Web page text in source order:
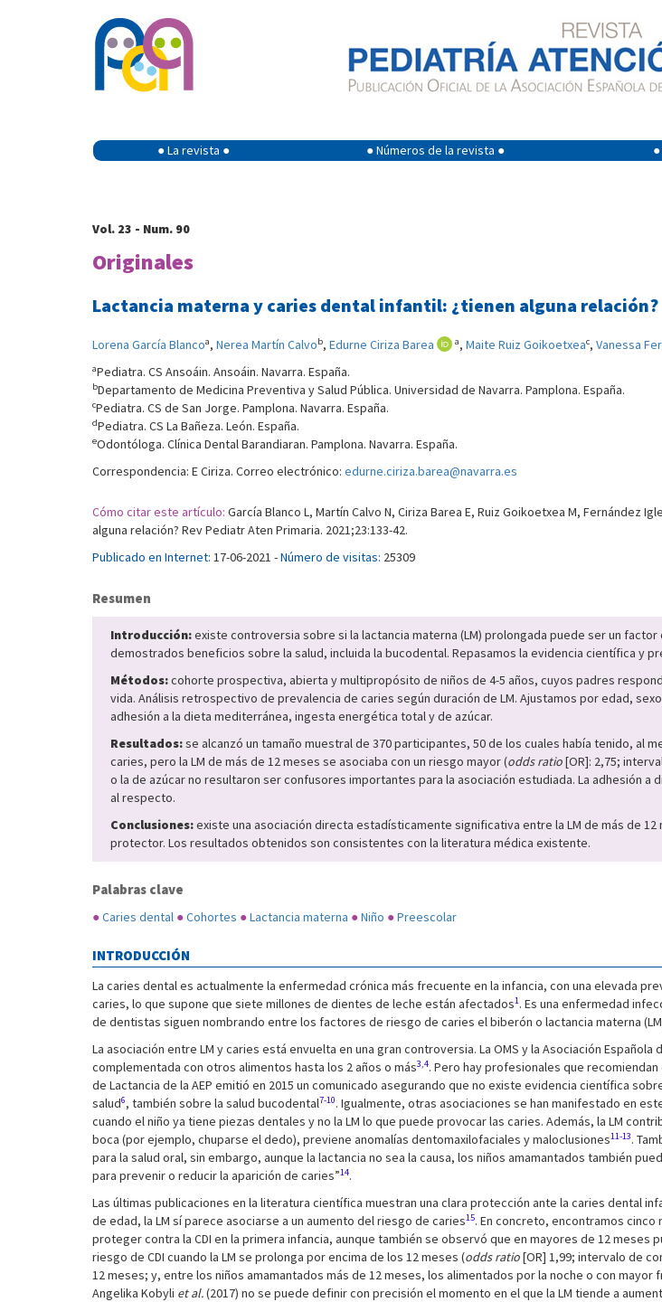
● La revista ● ● Números de la revista ●
Vol. 23 - Num. 90
Originales
Lactancia materna y caries dental infantil: ¿tienen alguna relación?
Lorena García Blancoa, Nerea Martín Calvob, Edurne Ciriza Barea a, Maite Ruiz Goikoetxeac, Vanessa
aPediatra. CS Ansoáin. Ansoáin. Navarra. España.
bDepartamento de Medicina Preventiva y Salud Pública. Universidad de Navarra. Pamplona. España.
cPediatra. CS de San Jorge. Pamplona. Navarra. España.
dPediatra. CS La Bañeza. León. España.
eOdontóloga. Clínica Dental Barandiaran. Pamplona. Navarra. España.
Correspondencia: E Ciriza. Correo electrónico: edurne.ciriza.barea@navarra.es
Cómo citar este artículo: García Blanco L, Martín Calvo N, Ciriza Barea E, Ruiz Goikoetxea M, Fernández
alguna relación? Rev Pediatr Aten Primaria. 2021;23:133-42.
Publicado en Internet: 17-06-2021 -Número de visitas: 25309
Resumen
Introducción:existe controversia sobre si la lactancia materna (LM) prolongada puede ser un
demostrados beneficios sobre la salud, incluida la bucodental. Repasamos la evidencia científica y
Métodos:cohorte prospectiva, abierta y multipropósito de niños de 4-5 años, cuyos padres
vida. Análisis retrospectivo de prevalencia de caries según duración de LM. Ajustamos por edad,
adhesión a la dieta mediterránea, ingesta energética total y de azúcar.
Resultados:se alcanzó un tamaño muestral de 370 participantes, 50 de los cuales había tenido, al
caries, pero la LM de más de 12 meses se asociaba con un riesgo mayor (odds ratio[OR]: 2,75;
o la de azúcar no resultaron ser confusores importantes para la asociación estudiada. La adhesión
al respecto.
Conclusiones:existe una asociación directa estadísticamente significativa entre la LM de más de
protector. Los resultados obtenidos son consistentes con la literatura médica existente.
Palabras clave
●Caries dental ●Cohortes ●Lactancia materna ●Niño ●Preescolar
INTRODUCCIÓN
La caries dental es actualmente la enfermedad crónica más frecuente en la infancia, con una elevada
caries, lo que supone que siete millones de dientes de leche están afectados1. Es una enfermedad
de dentistas siguen nombrando entre los factores de riesgo de caries el biberón o lactancia materna
La asociación entre LM y caries está envuelta en una gran controversia. La OMS y la Asociación
complementada con otros alimentos hasta los 2 años o más3,4. Pero hay profesionales que
de Lactancia de la AEP emitió en 2015 un comunicado asegurando que no existe evidencia científica
salud6, también sobre la salud bucodental7-10. Igualmente, otras asociaciones se han manifestado en
cuando el niño ya tiene piezas dentales y no la LM lo que puede provocar las caries. Además, la LM
boca (por ejemplo, chuparse el dedo), previene anomalías dentomaxilofaciales y maloclusiones11-13.
para la salud oral, sin embargo, aunque la lactancia no sea la causa, los niños amamantados también
para prevenir o reducir la aparición de caries”14.
Las últimas publicaciones en la literatura científica muestran una clara protección ante la caries dental
de edad, la LM sí parece asociarse a un aumento del riesgo de caries15. En concreto, encontramos
proteger contra la CDI en la primera infancia, aunque también se observó que en mayores de 12 meses
riesgo de CDI cuando la LM se prolonga por encima de los 12 meses (odds ratio[OR] 1,99; intervalo de
12 meses; y, entre los niños amamantados más de 12 meses, los alimentados por la noche o con mayor
Angelika Kobyli et al.(2017) no se puede definir con precisión el momento en el que la LM tiende a